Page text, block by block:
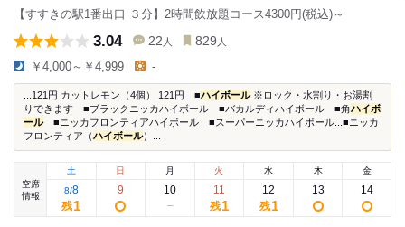
【すすきの駅1番出口 ３分】2時間飲放題コース4300円(税込)～
3.04 22 人 829 人
￥4,000～￥4,999 -
...121円 カットレモン（4個） 121円 ■ハイボール※ロック・水割り・お湯割
りできます ■ブラックニッカハイボール ■バカルディハイボール ■角ハイボ
ール■ニッカフロンティアハイボール ■スーパーニッカハイボール...■ニッカ
フロンティア（ハイボール）...
空席
情報
土
8/8
残1
日
9
月
10
火
11
残1
水
12
残1
木
13
金
14